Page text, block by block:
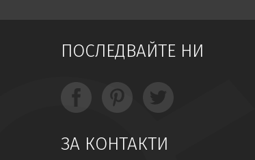
Пентагонът разсекрети нови 41
След феноменален успех:
Създава се "ислямско НАТО"
ПОСЛЕДВАЙТЕ НИ
ЗА КОНТАКТИ